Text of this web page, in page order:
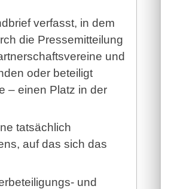
verfasst, in dem
die Pressemitteilung
und
oder beteiligt
– einen Platz in der
tatsächlich
auf das sich das
und